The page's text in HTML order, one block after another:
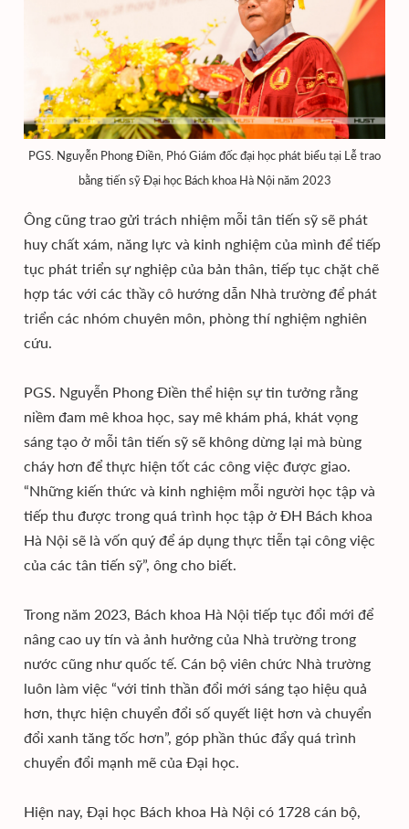
PGS. Nguyễn Phong Điền, Phó Giám đốc đại học phát biểu tại Lễ trao
bằng tiến sỹ Đại học Bách khoa Hà Nội năm 2023
Ông cũng trao gửi trách nhiệm mỗi tân tiến sỹ sẽ phát
huy chất xám, năng lực và kinh nghiệm của mình để tiếp
tục phát triển sự nghiệp của bản thân, tiếp tục chặt chẽ
hợp tác với các thầy cô hướng dẫn Nhà trường để phát
triển các nhóm chuyên môn, phòng thí nghiệm nghiên
cứu.
PGS. Nguyễn Phong Điền thể hiện sự tin tưởng rằng
niềm đam mê khoa học, say mê khám phá, khát vọng
sáng tạo ở mỗi tân tiến sỹ sẽ không dừng lại mà bùng
cháy hơn để thực hiện tốt các công việc được giao.
“Những kiến thức và kinh nghiệm mỗi người học tập và
tiếp thu được trong quá trình học tập ở ĐH Bách khoa
Hà Nội sẽ là vốn quý để áp dụng thực tiễn tại công việc
của các tân tiến sỹ”, ông cho biết.
Trong năm 2023, Bách khoa Hà Nội tiếp tục đổi mới để
nâng cao uy tín và ảnh hưởng của Nhà trường trong
nước cũng như quốc tế. Cán bộ viên chức Nhà trường
luôn làm việc “với tinh thần đổi mới sáng tạo hiệu quả
hơn, thực hiện chuyển đổi số quyết liệt hơn và chuyển
đổi xanh tăng tốc hơn”, góp phần thúc đẩy quá trình
chuyển đổi mạnh mẽ của Đại học.
Hiện nay, Đại học Bách khoa Hà Nội có 1728 cán bộ,